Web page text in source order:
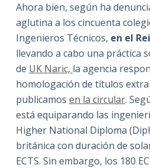
Ahora bien, según ha
aglutina a los cincuenta
Ingenieros Técnicos, en el
llevando a cabo una práctica
de UK Naric, la agencia
homologación de títulos
publicamos en la circular.
está equiparando las
Higher National Diploma
británica con duración de
ECTS. Sin embargo, los 180